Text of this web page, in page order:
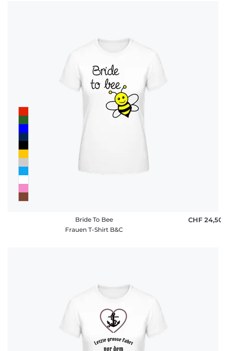
Bride To Bee
Frauen T-Shirt B&C
CHF 24,50